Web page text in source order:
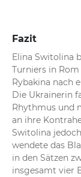
Fazit
Elina Switolina
Turniers in
Rybakina nach
Die Ukrainerin
Rhythmus und
an ihre
Switolina
wendete das
in den Sätzen
insgesamt vier